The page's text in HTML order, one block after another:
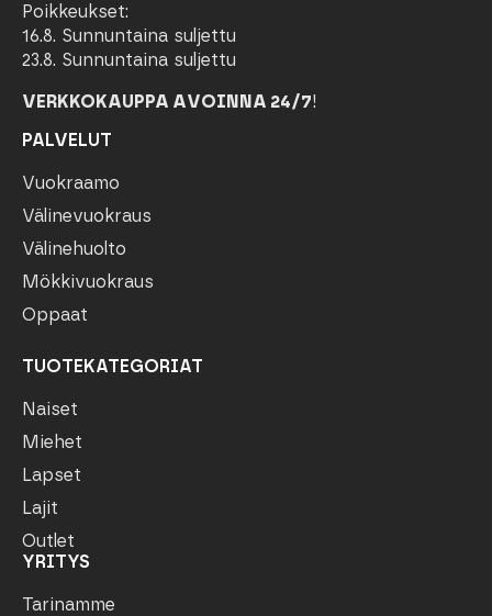
Poikkeukset:
16.8. Sunnuntaina suljettu
23.8. Sunnuntaina suljettu
VERKKOKAUPPA AVOINNA 24/7!
PALVELUT
Vuokraamo
Välinevuokraus
Välinehuolto
Mökkivuokraus
Oppaat
TUOTEKATEGORIAT
Naiset
Miehet
Lapset
Lajit
Outlet
YRITYS
Tarinamme